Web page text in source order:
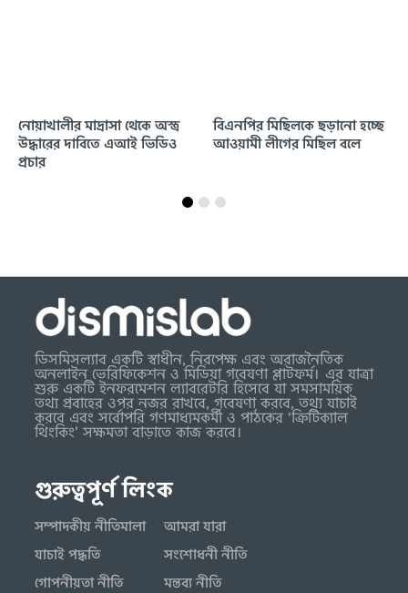
নোয়াখালীর মাদ্রাসা থেকে অস্ত্র
উদ্ধারের দাবিতে এআই ভিডিও
প্রচার
বিএনপির মিছিলকে ছড়ানো হচ্ছে
আওয়ামী লীগের মিছিল বলে
ডিসমিসল্যাব একটি স্বাধীন, নিরপেক্ষ এবং অরাজনৈতিক
অনলাইন ভেরিফিকেশন ও মিডিয়া গবেষণা প্লাটফর্ম। এর যাত্রা
শুরু একটি ইনফরমেশন ল্যাবরেটরি হিসেবে যা সমসাময়িক
তথ্য প্রবাহের ওপর নজর রাখবে, গবেষণা করবে, তথ্য যাচাই
করবে এবং সর্বোপরি গণমাধ্যমকর্মী ও পাঠকের ‘ক্রিটিক্যাল
থিংকিং’ সক্ষমতা বাড়াতে কাজ করবে।
গুরুত্বপূর্ণ লিংক
সম্পাদকীয় নীতিমালা
যাচাই পদ্ধতি
গোপনীয়তা নীতি
আমরা যারা
সংশোধনী নীতি
মন্তব্য নীতি